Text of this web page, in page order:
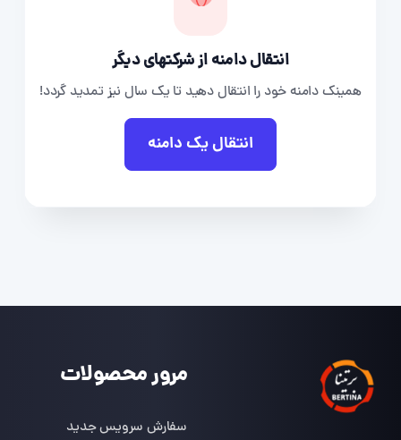
انتقال دامنه از شرکتهای دیگر
همینک دامنه خود را انتقال دهید تا یک سال نیز تمدید گردد!
انتقال یک دامنه
مرور محصولات
سفارش سرویس جدید